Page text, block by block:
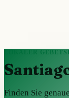
LOKALER
Finden Sie